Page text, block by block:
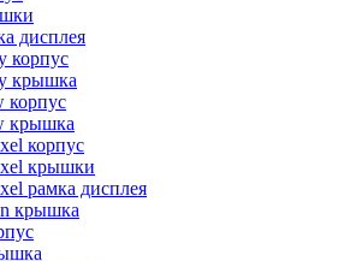
дисплея
корпус
крышка
корпус
крышка
корпус
крышки
рамка дисплея
крышка